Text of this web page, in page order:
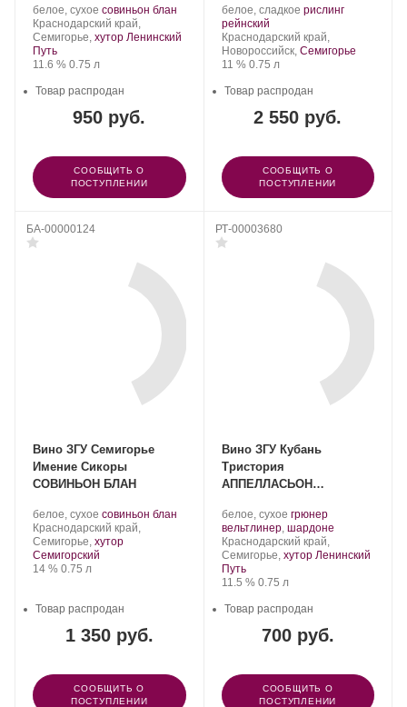
Производитель:
Тристория.
белое, сухое .
Сорт
винограда:
совиньон блан
Регион:
Краснодарский край,
Семигорье, хутор Ленинский
Путь
Крепость
11.6 %. Объем
0.75 л
950 руб.
Товар распродан
СООБЩИТЬ О
ПОСТУПЛЕНИИ
Производитель:
Villa
Victoria.
белое, сладкое .
винограда:
рислинг
рейнский.
Регион:
Краснодарский край,
Новороссийск, Семигорье
Крепость
11 %. Объем
0.75 л
2 550 руб.
Товар распродан
СООБЩИТЬ О
ПОСТУПЛЕНИИ
БА-00000124
Вино ЗГУ Семигорье
Имение Сикоры
СОВИНЬОН БЛАН
Производитель:
Имение
Сикоры.
белое, сухое .
Сорт
винограда:
совиньон блан
Регион:
Краснодарский край,
Семигорье, хутор
Семигорский
Крепость
14 %. Объем
0.75 л
1 350 руб.
Товар распродан
СООБЩИТЬ О
ПОСТУПЛЕНИИ
РТ-00003680
Вино ЗГУ Кубань
Тристория
АППЕЛЛАСЬОН
Вельтлинер»
Производитель:
Тристория.
белое, сухое .
Сорт
винограда:
грюнер
вельтлинер, шардоне.
Регион:
Краснодарский край,
Семигорье, хутор Ленинский
Путь
Крепость
11.5 %. Объем
0.75 л
700 руб.
Товар распродан
СООБЩИТЬ О
ПОСТУПЛЕНИИ